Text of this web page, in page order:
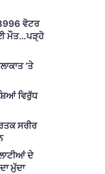
ਵੋਟਰ
ਮੌਤ…ਪੜ੍ਹੋ
‘ਤੇ
ਵਿਰੁੱਧ
ਸਰੀਰ
ਦੇ
ਮੁੱਦਾ